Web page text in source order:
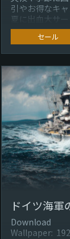
引やお得なキ
夏に出血大サ
ックしてくださ
セール
Download
Wallpaper: